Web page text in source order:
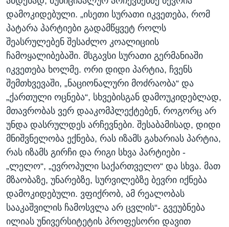
დამოკიდებული. „ისეთი სურათი იკვეთება, რომ
პატარა პარტიები გადამწყვეტ როლს
შეასრულებენ შესაძლო კოალიციის
ჩამოყალიბებაში. მსგავსი სურათი გერმანიაში
იკვეთება ხოლმე. ორი დიდი პარტია, ჩვენს
შემთხვევაში, „ნაციონალური მოძრაობა“ და
„ქართული ოცნება“, სხვებისგან დამოუკიდებლად,
მთავრობას ვერ დააკომპლექტებენ, როგორც არ
უნდა დასრულდეს არჩევნები. შესაბამისად, დიდი
მნიშვნელობა ექნება, რას იზამს გახარიას პარტია,
რას იზამს გირჩი და რიგი სხვა პარტიები -
„ლელო“, „ევროპული საქართველო“ და სხვა. მათ
მზაობაზე, უნარებზე, სურვილებზე ბევრი იქნება
დამოკიდებული. ვფიქრობ, ამ რეალობას
სააკაშვილის ჩამოსვლა არ ცვლის“- გვეუბნება
ილიას უნივერსიტეტის პროფესორი დავით